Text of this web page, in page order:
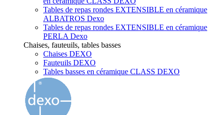
Tables de repas rondes EXTENSIBLE en céramique
ALBATROS Dexo
Tables de repas rondes EXTENSIBLE en céramique
PERLA Dexo
Chaises, fauteuils, tables basses
Chaises DEXO
Fauteuils DEXO
Tables basses en céramique CLASS DEXO